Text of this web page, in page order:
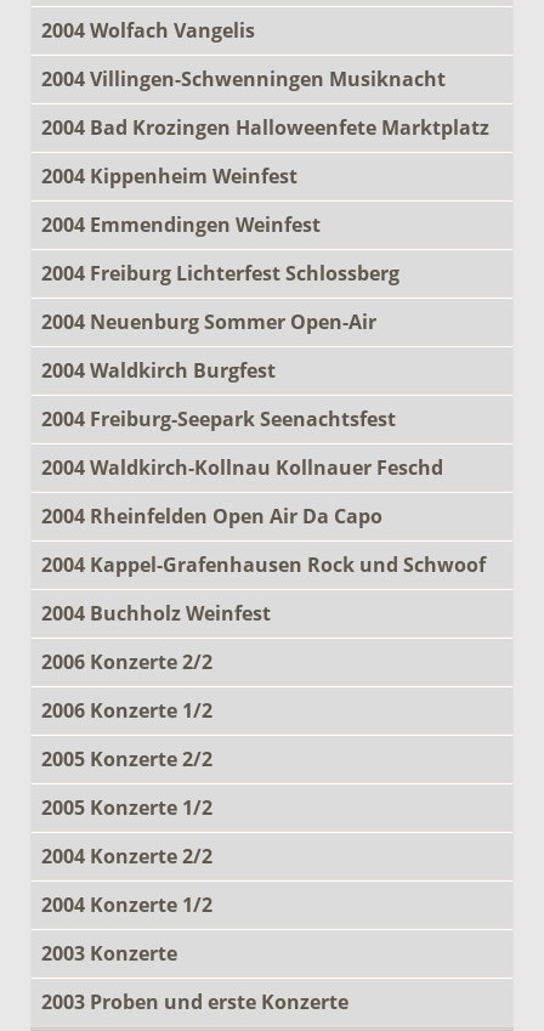
2004 Wolfach Vangelis
2004 Villingen-Schwenningen Musiknacht
2004 Bad Krozingen Halloweenfete Marktplatz
2004 Kippenheim Weinfest
2004 Emmendingen Weinfest
2004 Freiburg Lichterfest Schlossberg
2004 Neuenburg Sommer Open-Air
2004 Waldkirch Burgfest
2004 Freiburg-Seepark Seenachtsfest
2004 Waldkirch-Kollnau Kollnauer Feschd
2004 Rheinfelden Open Air Da Capo
2004 Kappel-Grafenhausen Rock und Schwoof
2004 Buchholz Weinfest
2006 Konzerte 2/2
2006 Konzerte 1/2
2005 Konzerte 2/2
2005 Konzerte 1/2
2004 Konzerte 2/2
2004 Konzerte 1/2
2003 Konzerte
2003 Proben und erste Konzerte